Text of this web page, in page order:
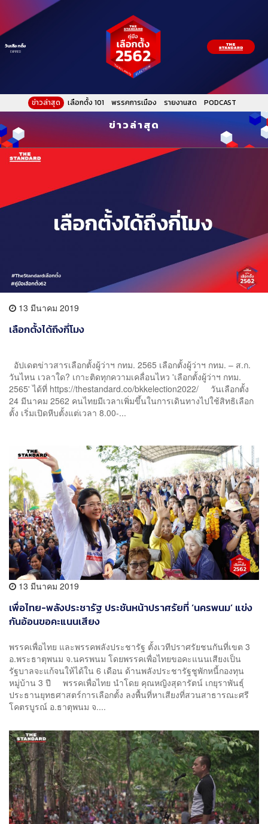
วันเลือกตั้ง
EXPIRED
ข่าวล่าสุด เลือกตั้ง 101 พรรคการเมือง รายงานสด PODCAST
ข่าวล่าสุด
13 มีนาคม 2019
เลือกตั้งได้ถึงกี่โมง
อัปเดตข่าวสารเลือกตั้งผู้ว่าฯ กทม. 2565 เลือกตั้งผู้ว่าฯ กทม. – ส.ก.
วันไหน เวลาใด? เกาะติดทุกความเคลื่อนไหว 'เลือกตั้งผู้ว่าฯ กทม.
2565' ได้ที่ https://thestandard.co/bkkelection2022/ วันเลือกตั้ง
24 มีนาคม 2562 คนไทยมีเวลาเพิ่มขึ้นในการเดินทางไปใช้สิทธิเลือก
ตั้ง เริ่มเปิดหีบตั้งแต่เวลา 8.00-...
13 มีนาคม 2019
เพื่อไทย-พลังประชารัฐ ประชันหน้าปราศรัยที่ ‘นครพนม’ แข่ง
กันอ้อนขอคะแนนเสียง
พรรคเพื่อไทย และพรรคพลังประชารัฐ ตั้งเวทีปราศรัยชนกันที่เขต 3
อ.พระธาตุพนม จ.นครพนม โดยพรรคเพื่อไทยขอคะแนนเสียงเป็น
รัฐบาลจะแก้จนให้ได้ใน 6 เดือน ด้านพลังประชารัฐชูพักหนี้กองทุน
หมู่บ้าน 3 ปี พรรคเพื่อไทย นำโดย คุณหญิงสุดารัตน์ เกยุราพันธุ์
ประธานยุทธศาสตร์การเลือกตั้ง ลงพื้นที่หาเสียงที่สวนสาธารณะศรี
โคตรบูรณ์ อ.ธาตุพนม จ....